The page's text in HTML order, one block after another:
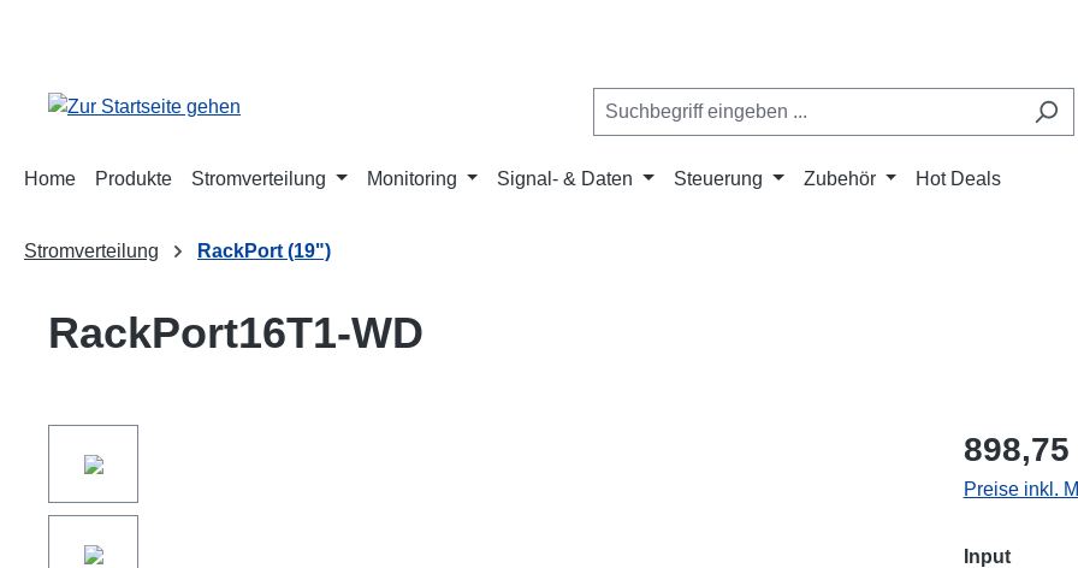
Home Produkte Stromverteilung Monitoring Signal- & Daten Steuerung Zubehör Hot Deals
Stromverteilung RackPort (19")
RackPort16T1-WD
898,75
Preise inkl.
Input